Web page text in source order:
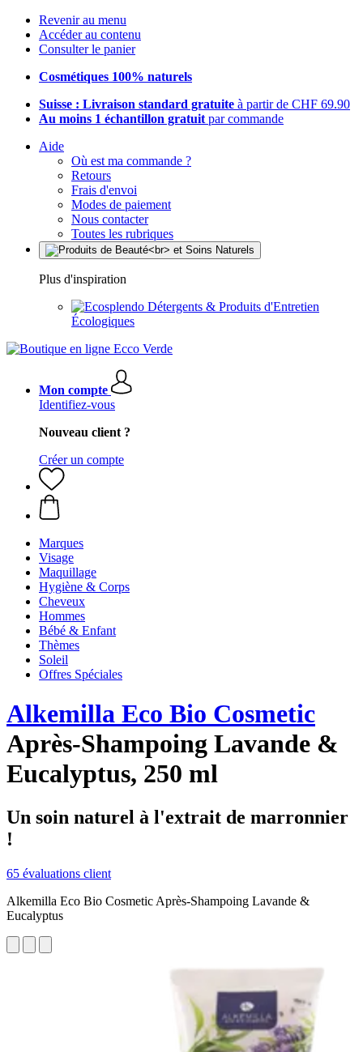
Revenir au menu
Accéder au contenu
Consulter le panier
Cosmétiques 100% naturels
Suisse : Livraison standard gratuite à partir de CHF 69.90
Au moins 1 échantillon gratuit par commande
Aide
Où est ma commande ?
Retours
Frais d'envoi
Modes de paiement
Nous contacter
Toutes les rubriques
Plus d'inspiration
Détergents & Produits d'Entretien
Écologiques
Mon compte
Identifiez-vous
Nouveau client ?
Créer un compte
Marques
Visage
Maquillage
Hygiène & Corps
Cheveux
Hommes
Bébé & Enfant
Thèmes
Soleil
Offres Spéciales
Alkemilla Eco Bio Cosmetic
Après-Shampoing Lavande &
Eucalyptus, 250 ml
Un soin naturel à l'extrait de marronnier
!
65 évaluations client
Alkemilla Eco Bio Cosmetic Après-Shampoing Lavande &
Eucalyptus